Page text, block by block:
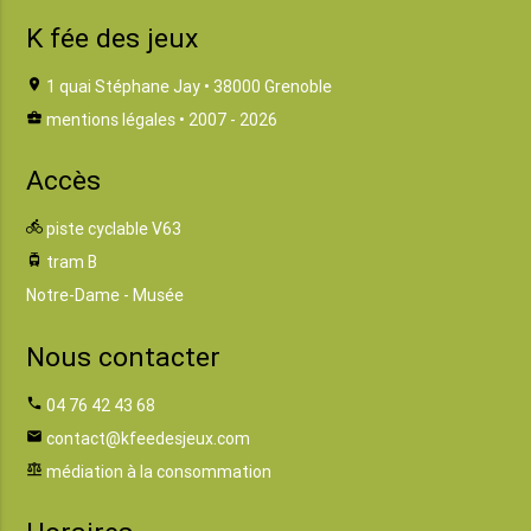
K fée des jeux
location_on 1 quai Stéphane Jay • 38000 Grenoble
business_center mentions légales • 2007 - 2026
Accès
directions_bike piste cyclable V63
tram tram B
Notre-Dame - Musée
Nous contacter
phone 04 76 42 43 68
email contact@kfeedesjeux.com
balance médiation à la consommation